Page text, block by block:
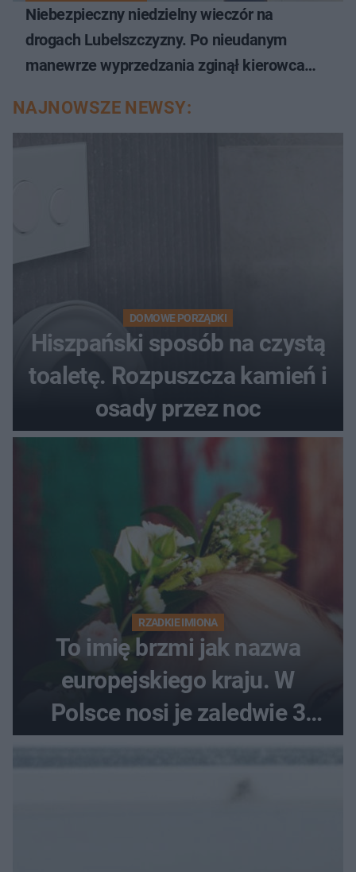
Niebezpieczny niedzielny wieczór na
drogach Lubelszczyzny. Po nieudanym
manewrze wyprzedzania zginął kierowca
NAJNOWSZE NEWSY:
DOMOWE PORZĄDKI
Hiszpański sposób na czystą
toaletę. Rozpuszcza kamień i
osady przez noc
RZADKIE IMIONA
To imię brzmi jak nazwa
europejskiego kraju. W
Polsce nosi je zaledwie 3